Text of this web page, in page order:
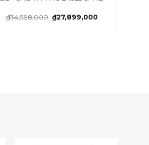
₫34,598,000 ₫27,899,000